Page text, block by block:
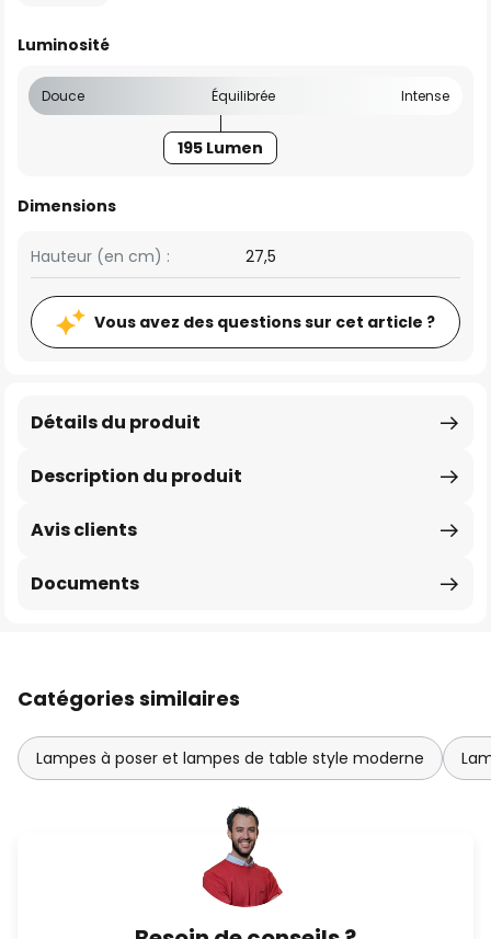
Luminosité
Douce Équilibrée Intense
195 Lumen
Dimensions
Hauteur (en cm) : 27,5
Vous avez des questions sur cet article ?
Description du produit
Détails du produit
Avis clients
Documents
Catégories similaires
Lampes à poser et lampes de table style moderne